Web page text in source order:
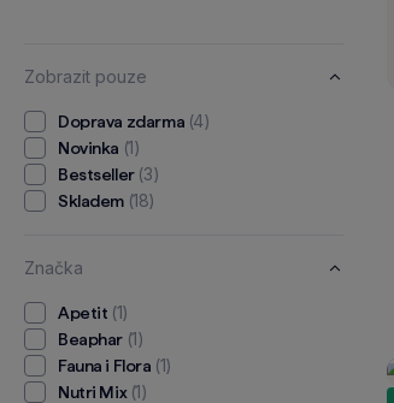
Zobrazit pouze
Doprava zdarma (4)
Novinka (1)
Bestseller (3)
Skladem (18)
Značka
Apetit (1)
Beaphar (1)
Fauna i Flora (1)
Nutri Mix (1)